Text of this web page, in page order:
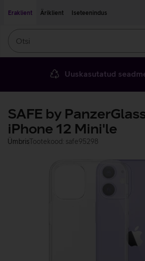
Eraklient
Äriklient Iseteenindus
Uuskasutatud
SAFE by
iPhone 12 Mini'le
ÜmbrisTootekood: safe95298